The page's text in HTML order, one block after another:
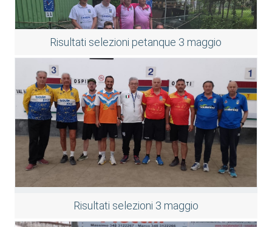
Risultati selezioni petanque 3 maggio
Risultati selezioni 3 maggio